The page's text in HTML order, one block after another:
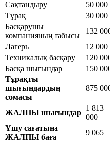
Сақтандыру 50 000
Тұрақ
30 000
Басқарушы
компанияның табысы
132
Лагерь
12 000
Техникалық басқару
120
Басқа шығындар
150
Тұрақты
шығындардың
сомасы
875
ЖАЛПЫ шығындар
1 813
000
Ұшу сағатына
ЖАЛПЫ баға
9 065